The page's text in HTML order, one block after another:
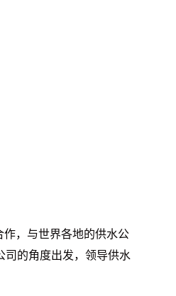
作，与世界各地的供水公
司的角度出发，领导供水